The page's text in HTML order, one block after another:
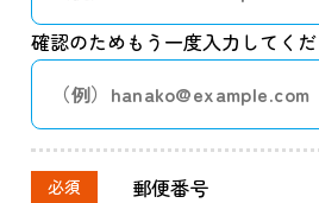
確認のためもう一度入力してく
必須 郵便番号